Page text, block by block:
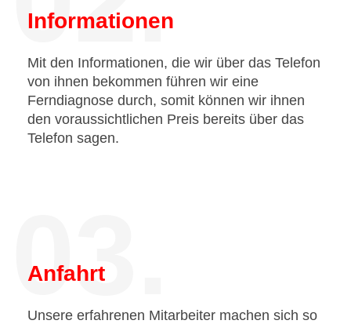
Informationen
Mit den Informationen, die wir über das Telefon
von ihnen bekommen führen wir eine
Ferndiagnose durch, somit können wir ihnen
den voraussichtlichen Preis bereits über das
Telefon sagen.
03.
Anfahrt
Unsere erfahrenen Mitarbeiter machen sich so